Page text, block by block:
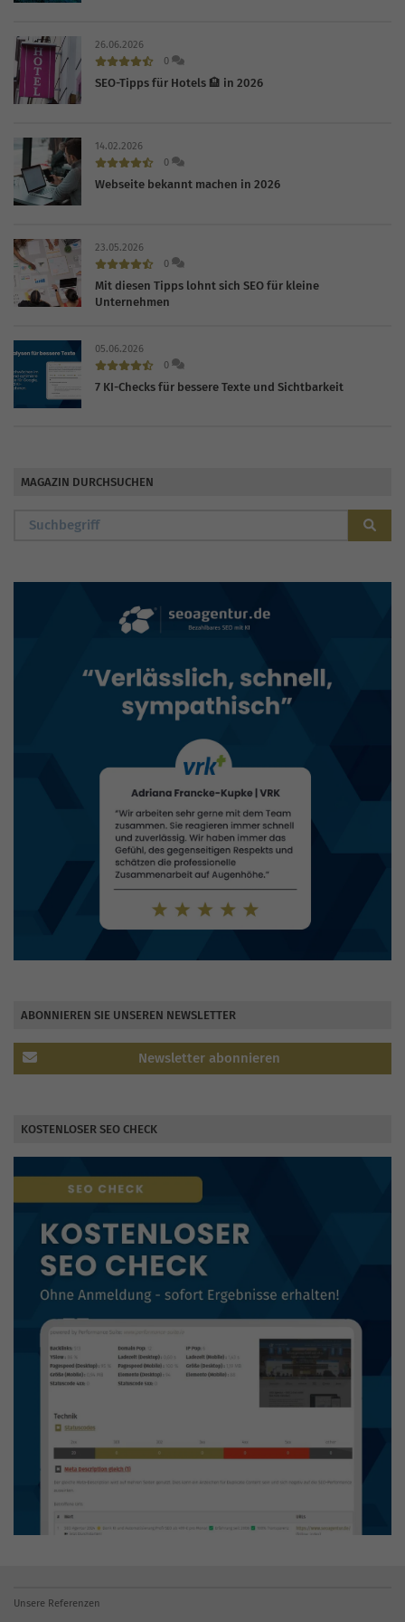
26.06.2026
0
SEO-Tipps für Hotels 🏨 in 2026
14.02.2026
0
Webseite bekannt machen in 2026
23.05.2026
0
Mit diesen Tipps lohnt sich SEO für kleine
Unternehmen
05.06.2026
0
7 KI-Checks für bessere Texte und Sichtbarkeit
MAGAZIN DURCHSUCHEN
ABONNIEREN SIE UNSEREN NEWSLETTER
Newsletter abonnieren
KOSTENLOSER SEO CHECK
Unsere Referenzen